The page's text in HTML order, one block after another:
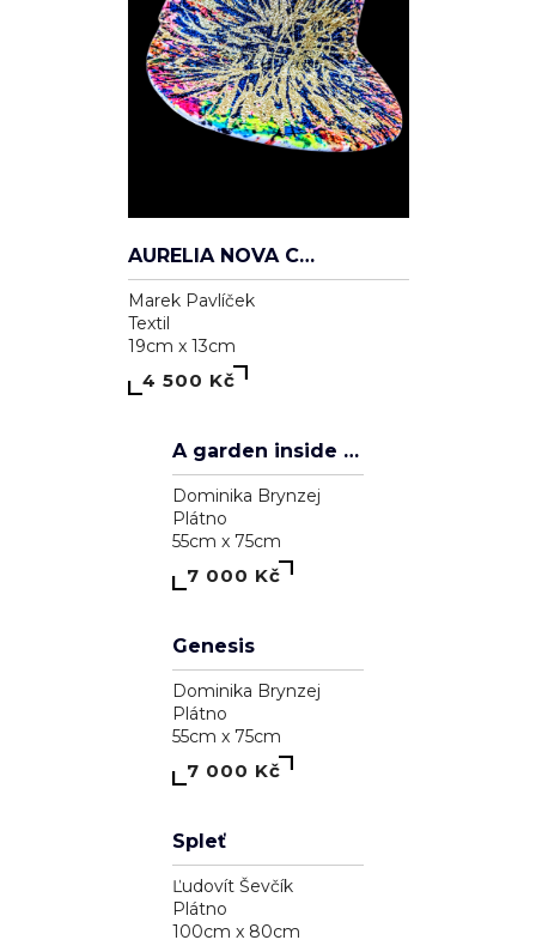
AURELIA NOVA CAP
Marek Pavlíček
Textil
19cm x 13cm
4 500 Kč
Dominika Brynzej
Plátno
55cm x 75cm